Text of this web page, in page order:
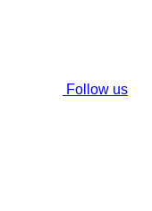
Follow us